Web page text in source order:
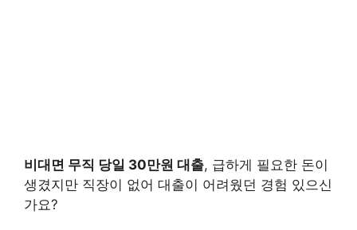
비대면 무직 당일 30만원 대출, 급하게 필요한 돈이
생겼지만 직장이 없어 대출이 어려웠던 경험 있으신
가요?